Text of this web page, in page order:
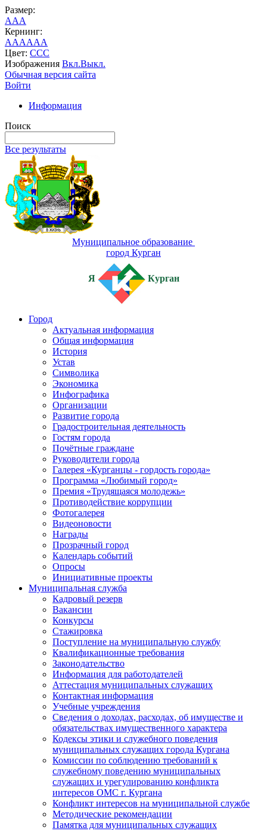
Размер:
AAA
Кернинг:
AAAAAA
Цвет: CCC
Изображения Вкл.Выкл.
Обычная версия сайта
Войти
Информация
Поиск
Все результаты
Муниципальное образование
город Курган
Я Курган
Город
Актуальная информация
Общая информация
История
Устав
Символика
Экономика
Инфографика
Организации
Развитие города
Градостроительная деятельность
Гостям города
Почётные граждане
Руководители города
Галерея «Курганцы - гордость города»
Программа «Любимый город»
Премия «Трудящаяся молодежь»
Противодействие коррупции
Фотогалерея
Видеоновости
Награды
Прозрачный город
Календарь событий
Опросы
Инициативные проекты
Муниципальная служба
Кадровый резерв
Вакансии
Конкурсы
Стажировка
Поступление на муниципальную службу
Квалификационные требования
Законодательство
Информация для работодателей
Аттестация муниципальных служащих
Контактная информация
Учебные учреждения
Сведения о доходах, расходах, об имуществе и
обязательствах имущественного характера
Кодексы этики и служебного поведения
муниципальных служащих города Кургана
Комиссии по соблюдению требований к
служебному поведению муниципальных
служащих и урегулированию конфликта
интересов ОМС г. Кургана
Конфликт интересов на муниципальной службе
Методические рекомендации
Памятка для муниципальных служащих